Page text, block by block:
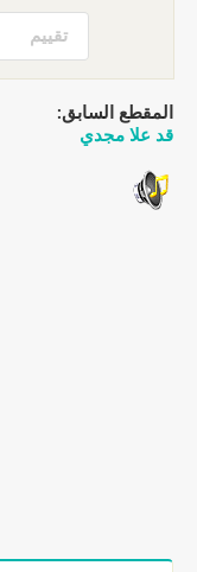
تقييم
المقطع السابق:
قد علا مجدي